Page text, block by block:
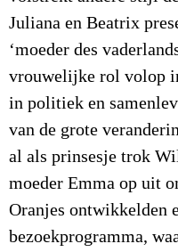
Juliana en Beatrix
‘moeder des
vrouwelijke rol volop
in politiek en
van de grote
al als prinsesje trok
moeder Emma op uit
Oranjes ontwikkelden
bezoekprogramma,